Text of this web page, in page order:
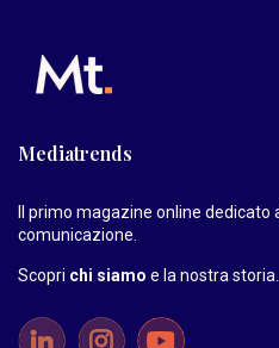
Mediatrends
Il primo magazine online dedicato
comunicazione.
Scopri chi siamo e la nostra storia.